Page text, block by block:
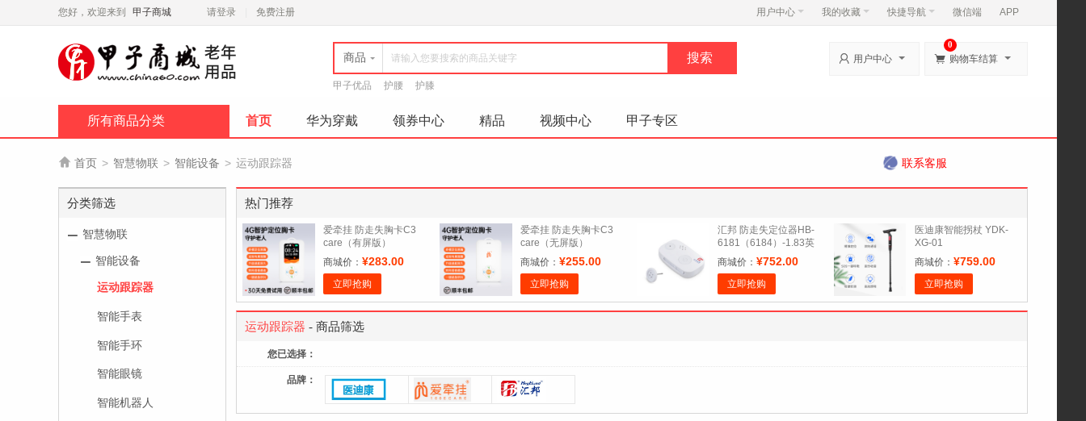
您好，欢迎来到 甲子商城 请登录 免费注册 用户中心 我的收藏 快捷导航 微信端 APP
商品
甲子优品 护腰 护膝
 用户中心  购物车结算
0
所有商品分类 首页 华为穿戴 领券中心 精品 视频中心 甲子专区
 首页 > 智慧物联 > 智能设备 > 运动跟踪器 联系客服
分类筛选
智慧物联
智能设备
运动跟踪器
智能手表
智能手环
智能眼镜
智能机器人
热门推荐
爱牵挂 防走失胸卡C3
care（有屏版）
商城价： ¥283.00
立即抢购
爱牵挂 防走失胸卡C3
care（无屏版）
商城价： ¥255.00
立即抢购
汇邦 防走失定位器HB-
6181（6184）-1.83英
寸
商城价： ¥752.00
立即抢购
医迪康智能拐杖 YDK-
XG-01
商城价： ¥759.00
立即抢购
运动跟踪器 - 商品筛选
您已选择：
品牌：